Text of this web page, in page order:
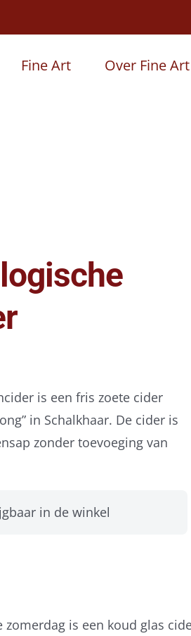
Fine Art Over Fine Art
is een fris zoete cider
in Schalkhaar. De cider is
zonder toevoeging van
in de winkel
is een koud glas